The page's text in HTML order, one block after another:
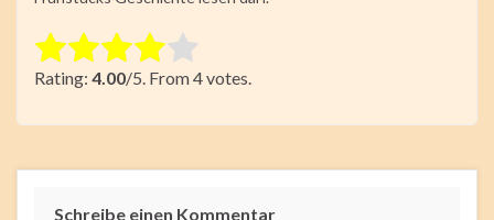
Rate this item:
Submit Rating
Rating: 4.00/5. From 4 votes.
Schreibe einen Kommentar